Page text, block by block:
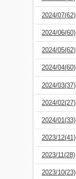
2024/07(62)
2024/06(60)
2024/05(62)
2024/04(60)
2024/03(37)
2024/02(27)
2024/01(33)
2023/12(41)
2023/11(28)
2023/10(23)